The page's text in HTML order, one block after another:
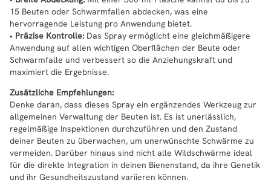
15 Beuten oder Schwarmfallen abdecken, was eine
hervorragende Leistung pro Anwendung bietet.
• Präzise Kontrolle: Das Spray ermöglicht eine gleichmäßigere
Anwendung auf allen wichtigen Oberflächen der Beute oder
Schwarmfalle und verbessert so die Anziehungskraft und
maximiert die Ergebnisse.
Zusätzliche Empfehlungen:
Denke daran, dass dieses Spray ein ergänzendes Werkzeug zur
allgemeinen Verwaltung der Beuten ist. Es ist unerlässlich,
regelmäßige Inspektionen durchzuführen und den Zustand
deiner Beuten zu überwachen, um unerwünschte Schwärme zu
vermeiden. Darüber hinaus sind nicht alle Wildschwärme ideal
für die direkte Integration in deinen Bienenstand, da ihre Genetik
und ihr Gesundheitszustand variieren können.